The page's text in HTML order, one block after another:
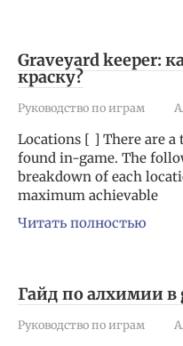
Graveyard keeper:
краску?
Руководство по играм
Locations [ ] There are
found in-game. The
breakdown of each
maximum achievable
Читать полностью
Гайд по алхимии в
Руководство по играм